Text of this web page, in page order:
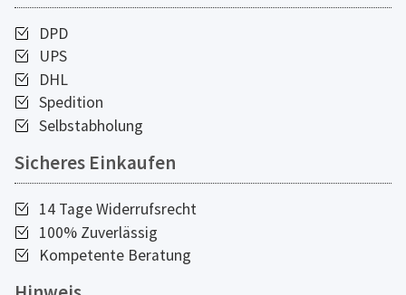
DPD
UPS
DHL
Spedition
Selbstabholung
Sicheres Einkaufen
14 Tage Widerrufsrecht
100% Zuverlässig
Kompetente Beratung